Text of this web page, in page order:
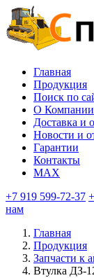
Перейти
к
основному
содержанию
Основная
навигация
Главная
Продукция
Поиск по
O Компании
Доставка и
Новости и
Гарантии
Контакты
MAX
+7 919 599-72-37
нам
Главная
Продукция
Запчасти к
Втулка ДЗ-